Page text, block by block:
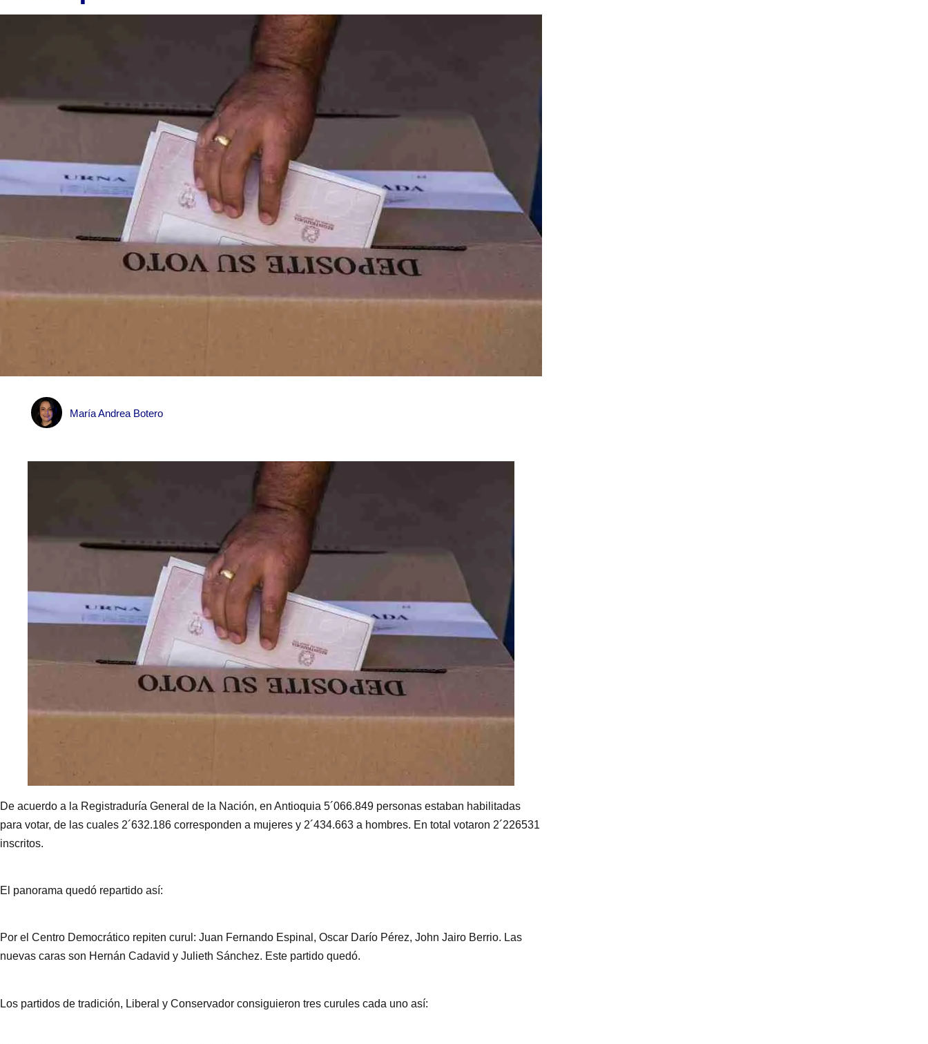
María Andrea Botero
De acuerdo a la Registraduría General de la Nación, en Antioquia 5´066.849 personas estaban habilitadas
para votar, de las cuales 2´632.186 corresponden a mujeres y 2´434.663 a hombres. En total votaron 2´226531
inscritos.
El panorama quedó repartido así:
Por el Centro Democrático repiten curul: Juan Fernando Espinal, Oscar Darío Pérez, John Jairo Berrio. Las
nuevas caras son Hernán Cadavid y Julieth Sánchez. Este partido quedó.
Los partidos de tradición, Liberal y Conservador consiguieron tres curules cada uno así: